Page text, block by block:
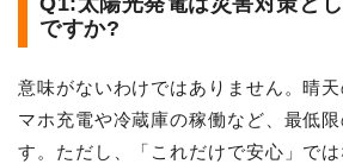
ですか?
意味がないわけではありません。晴
マホ充電や冷蔵庫の稼働など、最低
す。ただし、「これだけで安心」で